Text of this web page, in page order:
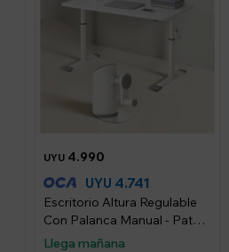
UYU 4.990
UYU 4.741
Escritorio Altura Regulable
Con Palanca Manual - Patas
Metal - Blanco
Llega mañana